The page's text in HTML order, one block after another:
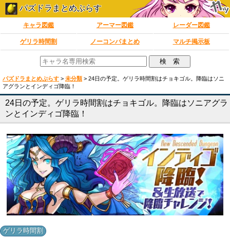
パズドラまとめぷらす
キャラ図鑑 アーマー図鑑 レーダー図鑑
ゲリラ時間割 ノーコンパまとめ マルチ掲示板
パズドラまとめぷらす > 未分類 > 24日の予定。ゲリラ時間割はチョキゴル。降臨はソニ
アグランとインディゴ降臨！
24日の予定。ゲリラ時間割はチョキゴル。降臨はソニアグラ
ンとインディゴ降臨！
ゲリラ時間割